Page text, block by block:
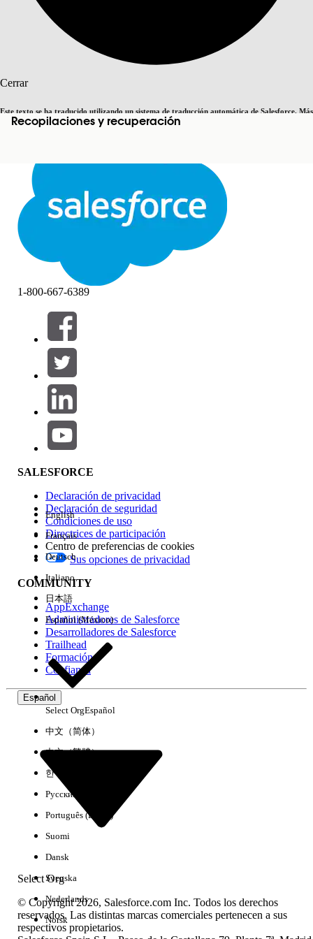
Cerrar
Este texto se ha traducido utilizando un sistema de traducción automática de Salesforce. Más
informaciónaquí . Cambiar a inglés Ahora no
Cerrar Cerrar
Recopilaciones y recuperación
Buscar
Filtros (0)
SELECCIONAR FILTROS
Área de productos
Repercusión de función
Edición
Experiencia
No hay resultados
1-800-667-6389
SALESFORCE
Declaración de privacidad
Declaración de seguridad
Condiciones de uso
Directrices de participación
Centro de preferencias de cookies
Sus opciones de privacidad
COMMUNITY
AppExchange
Administradores de Salesforce
Desarrolladores de Salesforce
Trailhead
Formación
Confianza
Español
Select Org
English
Français
Deutsch
Italiano
日本語
Español (México)
Select OrgEspañol
中文（简体）
中文（繁體）
한국어
Русский
Português (Brasil)
Suomi
Dansk
Svenska
Nederlands
Norsk
© Copyright 2026, Salesforce.com Inc. Todos los derechos
reservados. Las distintas marcas comerciales pertenecen a sus
respectivos propietarios.